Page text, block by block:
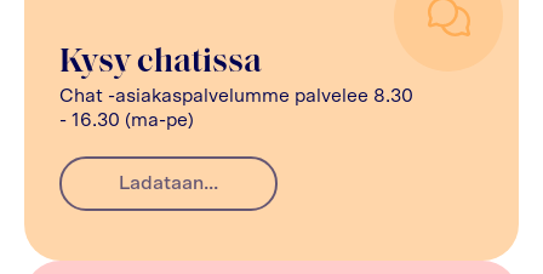
Kysy chatissa
Chat -asiakaspalvelumme palvelee 8.30
- 16.30 (ma-pe)
Ladataan...